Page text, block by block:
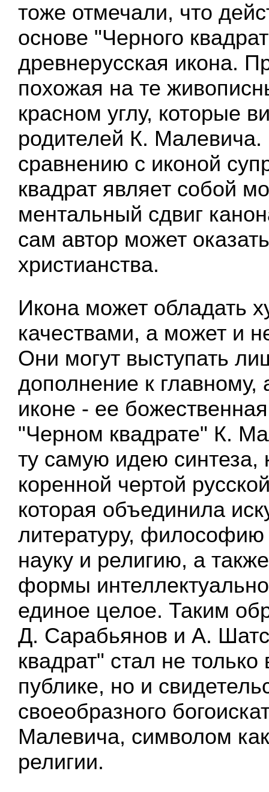
тоже отмечали, что
основе "Черного
древнерусская икона.
похожая на те
красном углу, которые
родителей К.
сравнению с иконой
квадрат являет собой
ментальный сдвиг
сам автор может
христианства.
Икона может обладать
качествами, а может и
Они могут выступать
дополнение к главному,
иконе - ее
"Черном квадрате" К.
ту самую идею синтеза,
коренной чертой
которая объединила
литературу, философию
науку и религию, а
формы
единое целое. Таким
Д. Сарабьянов и А.
квадрат" стал не
публике, но и
своеобразного
Малевича, символом
религии.